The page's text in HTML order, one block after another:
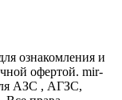
ознакомления и
офертой. mir-
АЗС , АГЗС,